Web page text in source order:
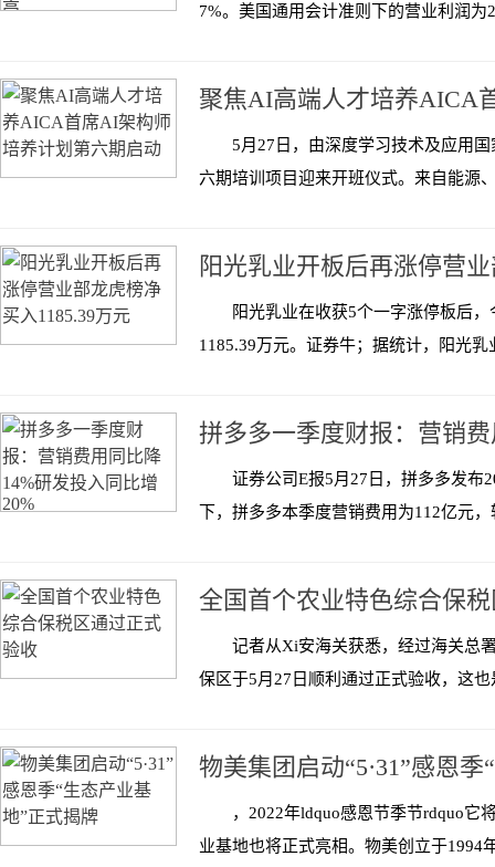
7%。美国通用会计准则下的营业利润
聚焦AI高端人才培养AICA
5月27日，由深度学习技术及应用
六期培训项目迎来开班仪式。来自能源
阳光乳业开板后再涨停营
阳光乳业在收获5个一字涨停板后
1185.39万元。证券牛；据统计，阳光
拼多多一季度财报：营销
证券公司E报5月27日，拼多多发布
下，拼多多本季度营销费用为112亿元
全国首个农业特色综合保
记者从Xi安海关获悉，经过海关总
保区于5月27日顺利通过正式验收，这
物美集团启动“5·31”感恩
，2022年ldquo感恩节季节rdquo它
业基地也将正式亮相。物美创立于1994